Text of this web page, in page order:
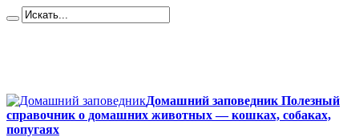
Домашний заповедник Полезный
справочник о домашних животных — кошках, собаках,
попугаях